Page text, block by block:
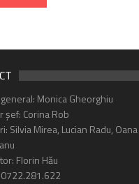
Monica Gheorghiu
șef: Corina Rob
Silvia Mirea, Lucian Radu, Oana
Florin Hău